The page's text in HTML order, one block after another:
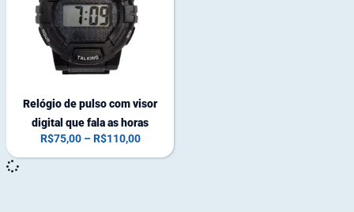
Relógio de pulso com visor
digital que fala as horas
R$75,00 – R$110,00